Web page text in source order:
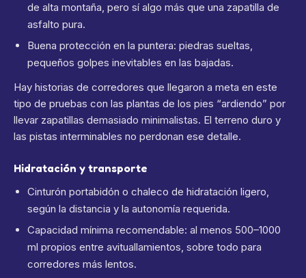
de alta montaña, pero sí algo más que una zapatilla de
asfalto pura.
Buena protección en la puntera: piedras sueltas,
pequeños golpes inevitables en las bajadas.
Hay historias de corredores que llegaron a meta en este
tipo de pruebas con las plantas de los pies “ardiendo” por
llevar zapatillas demasiado minimalistas. El terreno duro y
las pistas interminables no perdonan ese detalle.
Hidratación y transporte
Cinturón portabidón o chaleco de hidratación ligero,
según la distancia y la autonomía requerida.
Capacidad mínima recomendable: al menos 500–1000
ml propios entre avituallamientos, sobre todo para
corredores más lentos.